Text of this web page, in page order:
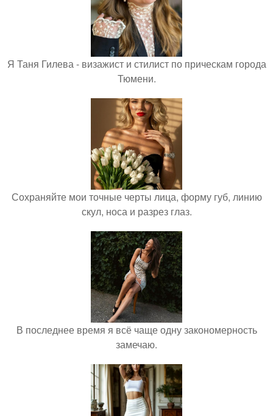
Я Таня Гилева - визажист и стилист по прическам города
Тюмени.
Сохраняйте мои точные черты лица, форму губ, линию
скул, носа и разрез глаз.
В последнее время я всё чаще одну закономерность
замечаю.